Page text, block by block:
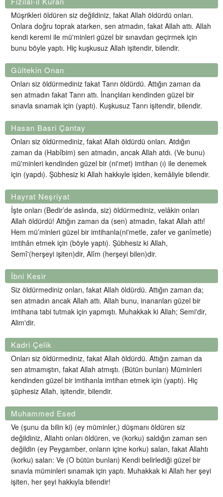
Müşrikleri öldüren siz değildiniz, fakat Allah öldürdü onları.
Onlara doğru toprak atarken, sen atmadın, fakat Allah attı. Allah
kendi keremi ile mü'minleri güzel bir sınavdan geçirmek için
bunu böyle yaptı. Hiç kuşkusuz Allah işitendir, bilendir.
Gültekin Onan
Onları siz öldürmediniz fakat Tanrı öldürdü. Attığın zaman da
sen atmadın fakat Tanrı attı. İnançlıları kendinden güzel bir
sınavla sınamak için (yaptı). Kuşkusuz Tanrı işitendir, bilendir.
Hasan Basri Çantay
Onları siz öldürmediniz, fakat Allah öldürdü onları. Atdığın
zaman da (Habîbim) sen atmadın, ancak Allah atdı. (Ve bunu)
mü'minleri kendinden güzel bir (ni'met) imtihan (ı) ile denemek
için (yapdı). Şübhesiz ki Allah hakkıyle işiden, kemâliyle bilendir.
Hayrat Neşriyat
İşte onları (Bedir’de aslında, siz) öldürmediniz, velâkin onları
Allah öldürdü! Attığın zaman da (sen) atmadın, fakat Allah attı!
Hem mü’minleri güzel bir imtihanla(ni'metle, zafer ve ganîmetle)
imtihân etmek için (böyle yaptı). Şübhesiz ki Allah,
Semî'(herşeyi işiten)dir, Alîm (herşeyi bilen)dir.
İbni Kesir
Siz öldürmediniz onları, fakat Allah öldürdü. Attığın zaman da;
sen atmadın ancak Allah attı. Allah bunu, inananları güzel bir
imtihana tabi tutmak için yapmıştı. Muhakkak ki Allah; Semi'dir,
Alim'dir.
Kadri Çelik
Onları siz öldürmediniz, fakat Allah öldürdü. Attığın zaman da
sen atmamıştın, fakat Allah atmıştı. (Bütün bunları) Müminleri
kendinden güzel bir imtihanla imtihan etmek için (yaptı). Hiç
şüphesiz Allah, işitendir, bilendir.
Muhammed Esed
Ve (şunu da bilin ki) (ey müminler,) düşmanı öldüren siz
değildiniz, Allahtı onları öldüren, ve (korku) saldığın zaman sen
değildin (ey Peygamber, onların içine korku) salan, fakat Allahtı
(korku) salan: Ve (O bütün bunları) Kendi belirlediği güzel bir
sınavla müminleri sınamak için yaptı. Muhakkak ki Allah her şeyi
işiten, her şeyi hakkıyla bilendir!